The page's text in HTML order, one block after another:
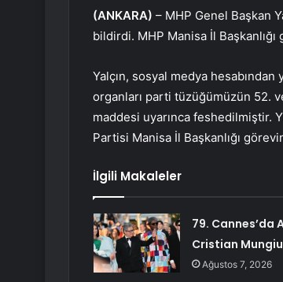
(ANKARA) – MHP Genel Başkan
bildirdi. MHP Manisa İl Başkanlığı
Yalçın, sosyal medya hesabından
organları parti tüzüğümüzün 52.
maddesi uyarınca feshedilmiştir.
Partisi Manisa İl Başkanlığı
İlgili Makaleler
79. Cannes’da
Cristian
Ağustos 7, 2026